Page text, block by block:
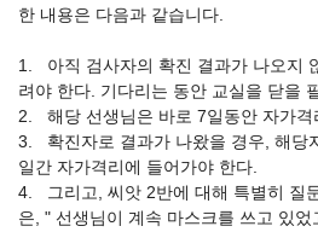
한 내용은 다음과 같습니다.
1. 아직 검사자의 확진 결과가 나오지
려야 한다. 기다리는 동안 교실을 닫을
2. 해당 선생님은 바로 7일동안 자가격
3. 확진자로 결과가 나왔을 경우, 해당
일간 자가격리에 들어가야 한다.
4. 그리고, 씨앗 2반에 대해 특별히 질
은, " 선생님이 계속 마스크를 쓰고 있